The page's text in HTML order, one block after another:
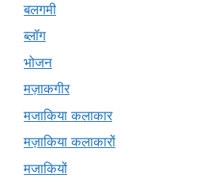
बलगमी
ब्लॉग
भोजन
मज़ाकगीर
मजाकिया कलाकार
मज़ाकिया कलाकारों
मजाकियों